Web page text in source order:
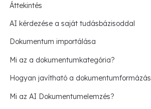
Áttekintés
AI kérdezése a saját tudásbázisoddal
Dokumentum importálása
Mi az a dokumentumkategória?
Hogyan javítható a dokumentumformázás
Mi az AI Dokumentumelemzés?